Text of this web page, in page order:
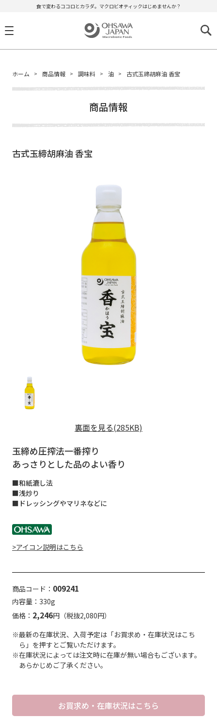
食で変わるココロとカラダ。マクロビオティックはじめませんか？
ホーム 商品情報 調味料 油 古式玉締胡麻油 香宝
商品情報
古式玉締胡麻油 香宝
裏面を見る(285KB)
玉締め圧搾法一番搾り
あっさりとした品のよい香り
■和紙漉し法
■浅炒り
■ドレッシングやマリネなどに
>アイコン説明はこちら
商品コード： 009241
内容量：330g
価格： 2,246円（税抜2,080円）
※最新の在庫状況、入荷予定は「お買求め・在庫状況はこち
ら」を押すとご覧いただけます。
※在庫状況によっては注文時に在庫が無い場合もございます。
あらかじめご了承ください。
お買求め・在庫状況はこちら